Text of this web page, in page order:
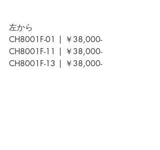
左から
CH8001F-01 | ￥38,000-
CH8001F-11 | ￥38,000-
CH8001F-13 | ￥38,000-